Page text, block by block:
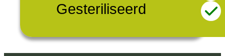
Gesteriliseerd